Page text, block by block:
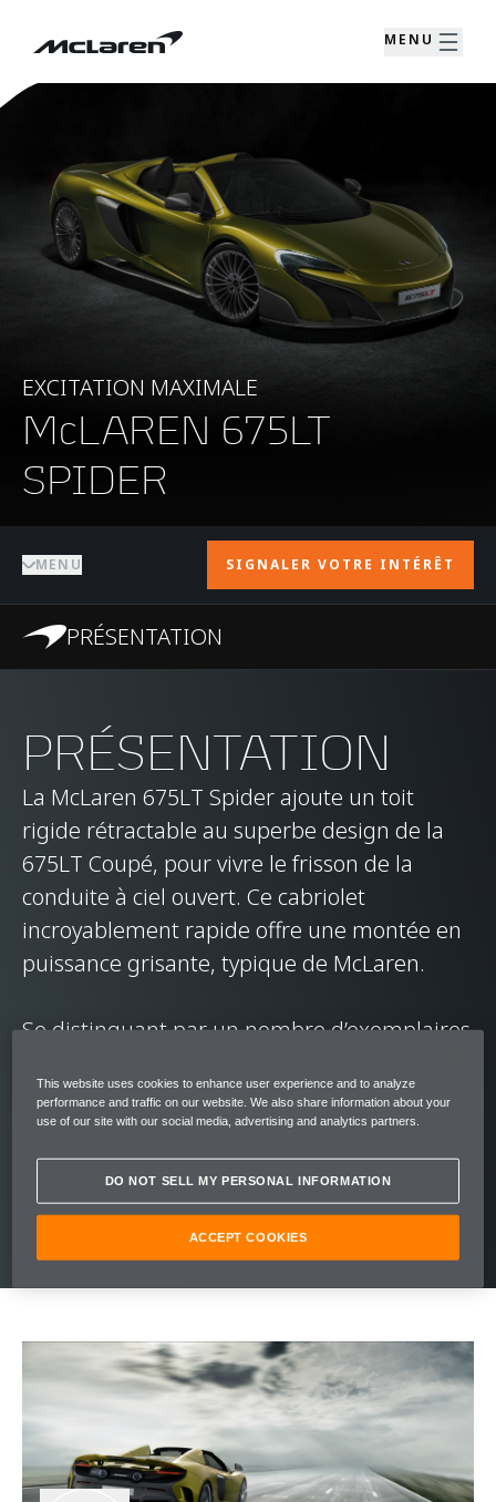
MENU
EXCITATION MAXIMALE
McLAREN 675LT
SPIDER
MENU SIGNALER VOTRE INTÉRÊT
PRÉSENTATION
PRÉSENTATION
La McLaren 675LT Spider ajoute un toit
rigide rétractable au superbe design de la
675LT Coupé, pour vivre le frisson de la
conduite à ciel ouvert. Ce cabriolet
incroyablement rapide offre une montée en
puissance grisante, typique de McLaren.
Se distinguant par un nombre d’exemplaires
McLaren 675LT Spider produit 675 ch de
puissance et 700 Nm de couple, tout en
affichant 100 kg de moins que la McLaren
650S Spider sur laquelle elle se base.
This website uses cookies to enhance user experience and to analyze
performance and traffic on our website. We also share information about your
use of our site with our social media, advertising and analytics partners.
DO NOT SELL MY PERSONAL INFORMATION
ACCEPT COOKIES